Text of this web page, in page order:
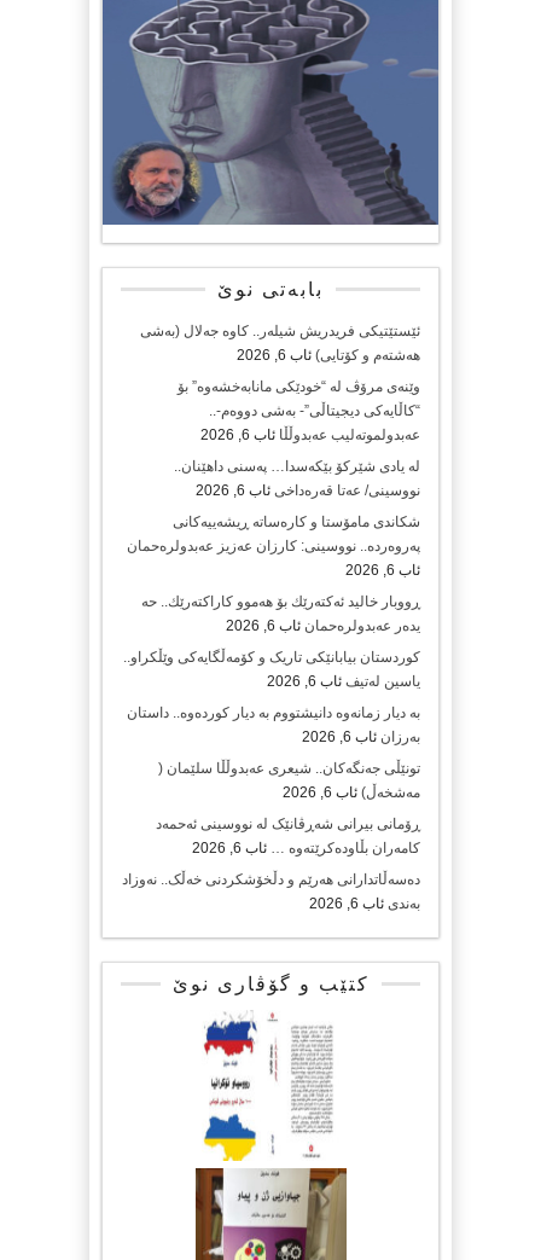
بابەتی نوێ
ئێستێتیکی فریدریش شیلەر.. کاوە جەلال (بەشی
هەشتەم و کۆتایی) ئاب 6, 2026
وێنەی مرۆڤ لە “خودێکی مانابەخشەوە” بۆ
“کاڵایەکی دیجیتاڵی”- بەشی دووەم-..
عەبدولموتەلیب عەبدوڵڵا ئاب 6, 2026
لە یادی شێرکۆ بێکەسدا… پەسنی داهێنان..
نووسینی/ عەتا قەرەداخی ئاب 6, 2026
شکاندی مامۆستا و کارەساتە ڕیشەییەکانی
پەروەردە.. نووسینی: کارزان عەزیز عەبدولرەحمان
ئاب 6, 2026
ڕووبار خالید ئەكتەرێك بۆ هەموو كاراكتەرێك.. حه
یدەر عەبدولرەحمان ئاب 6, 2026
کوردستان بیابانێکی تاریک و کۆمەڵگایەکی وێڵکراو..
یاسین لەتیف ئاب 6, 2026
بە دیار زمانەوە دانیشتووم بە دیار کوردەوە.. داستان
بەرزان ئاب 6, 2026
تونێڵی جەنگەکان.. شیعری عەبدوڵڵا سلێمان (
مەشخەڵ) ئاب 6, 2026
ڕۆمانی بیرانی شەڕڤانێک لە نووسینی ئەحمەد
کامەران بڵاودەکرێتەوە … ئاب 6, 2026
دەسەڵاتدارانی هەرێم و دڵخۆشکردنی خەڵک.. نەوزاد
بەندی ئاب 6, 2026
کتێب و گۆڤاری نوێ